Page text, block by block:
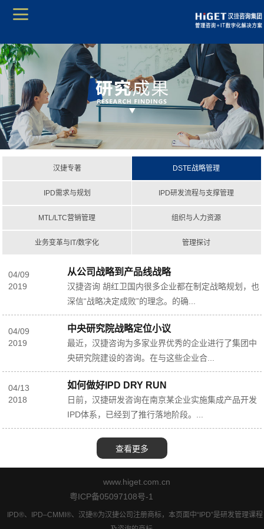
汉捷专著 DSTE战略管理
IPD需求与规划 IPD研发流程与支撑管理
MTL/LTC营销管理 组织与人力资源
业务变革与IT/数字化 管理探讨
04/09
2019
从公司战略到产品线战略
汉捷咨询 胡红卫国内很多企业都在制定战略规划，也
深信“战略决定成败”的理念。的确...
04/09
2019
中央研究院战略定位小议
最近，汉捷咨询为多家业界优秀的企业进行了集团中
央研究院建设的咨询。在与这些企业合...
04/13
2018
如何做好IPD DRY RUN
日前，汉捷研发咨询在南京某企业实施集成产品开发
IPD体系，已经到了推行落地阶段。...
www.higet.com.cn
粤ICP备05097108号-1
IPD®、IPD–CMMI®、汉捷®为汉捷公司注册商标，本页面中“IPD”是研发管理课程